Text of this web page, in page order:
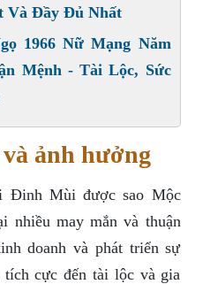
Và Đầy Đủ Nhất
1966 Nữ Mạng Năm
Mệnh - Tài Lộc, Sức
ảnh hưởng
Đinh Mùi được sao Mộc
nhiều may mắn và thuận
doanh và phát triển sự
tích cực đến tài lộc và gia